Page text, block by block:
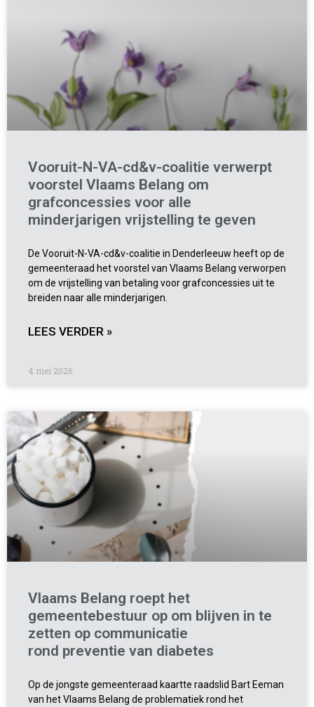
Vooruit-N-VA-cd&v-coalitie verwerpt
voorstel Vlaams Belang om
grafconcessies voor alle
minderjarigen vrijstelling te geven
De Vooruit-N-VA-cd&v-coalitie in Denderleeuw heeft op de
gemeenteraad het voorstel van Vlaams Belang verworpen
om de vrijstelling van betaling voor grafconcessies uit te
breiden naar alle minderjarigen.
LEES VERDER »
4 mei 2026
Vlaams Belang roept het
gemeentebestuur op om blijven in te
zetten op communicatie
rond preventie van diabetes
Op de jongste gemeenteraad kaartte raadslid Bart Eeman
van het Vlaams Belang de problematiek rond het